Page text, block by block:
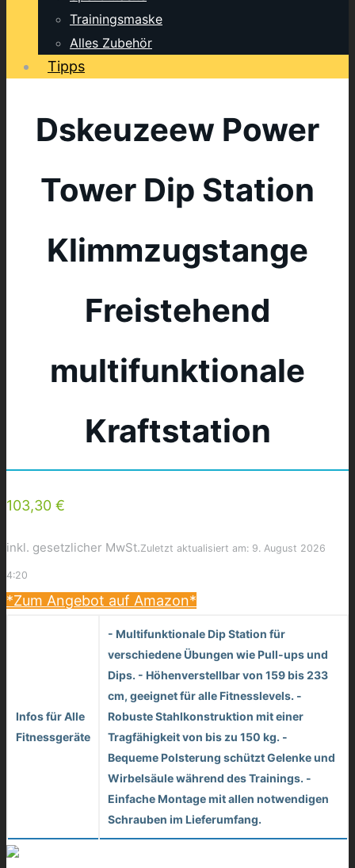
Trainingsmaske
Alles Zubehör
Tipps
Dskeuzeew Power
Tower Dip Station
Klimmzugstange
Freistehend
multifunktionale
Kraftstation
103,30 €
inkl. gesetzlicher MwSt.Zuletzt aktualisiert am: 9. August 2026
4:20
*Zum Angebot auf Amazon*
Infos für Alle
Fitnessgeräte
- Multifunktionale Dip Station für
verschiedene Übungen wie Pull-ups und
Dips. - Höhenverstellbar von 159 bis 233
cm, geeignet für alle Fitnesslevels. -
Robuste Stahlkonstruktion mit einer
Tragfähigkeit von bis zu 150 kg. -
Bequeme Polsterung schützt Gelenke und
Wirbelsäule während des Trainings. -
Einfache Montage mit allen notwendigen
Schrauben im Lieferumfang.